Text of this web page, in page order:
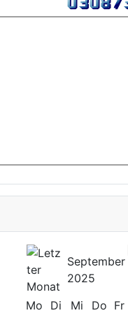
September
2025
Mo
Di Mi Do Fr